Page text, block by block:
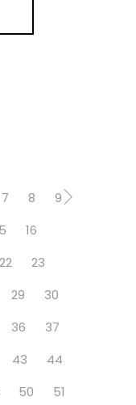
7 8
9
16
22
23
29
30
36
37
43
44
50 51